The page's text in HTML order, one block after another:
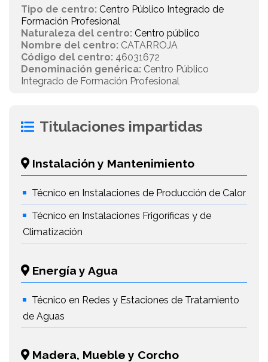
Tipo de centro: Centro Público Integrado de
Formación Profesional
Naturaleza del centro: Centro público
Nombre del centro: CATARROJA
Código del centro: 46031672
Denominación genérica: Centro Público
Integrado de Formación Profesional
Titulaciones impartidas
Instalación y Mantenimiento
Técnico en Instalaciones de Producción de Calor
Técnico en Instalaciones Frigoríficas y de
Climatización
Energía y Agua
Técnico en Redes y Estaciones de Tratamiento
de Aguas
Madera, Mueble y Corcho